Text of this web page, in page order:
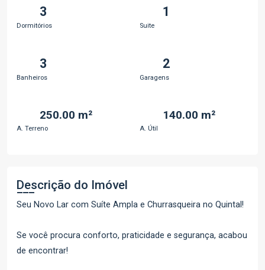
3
Dormitórios
1
Suite
3
Banheiros
2
Garagens
250.00 m²
A. Terreno
140.00 m²
A. Útil
Descrição do Imóvel
Seu Novo Lar com Suíte Ampla e Churrasqueira no Quintal!
Se você procura conforto, praticidade e segurança, acabou
de encontrar!